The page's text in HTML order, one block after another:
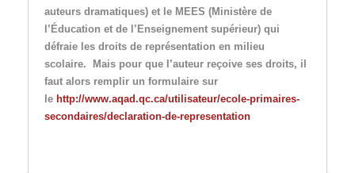
auteurs dramatiques) et le MEES (Ministère de
l’Éducation et de l’Enseignement supérieur) qui
défraie les droits de représentation en milieu
scolaire. Mais pour que l’auteur reçoive ses droits, il
faut alors remplir un formulaire sur
le http://www.aqad.qc.ca/utilisateur/ecole-primaires-
secondaires/declaration-de-representation